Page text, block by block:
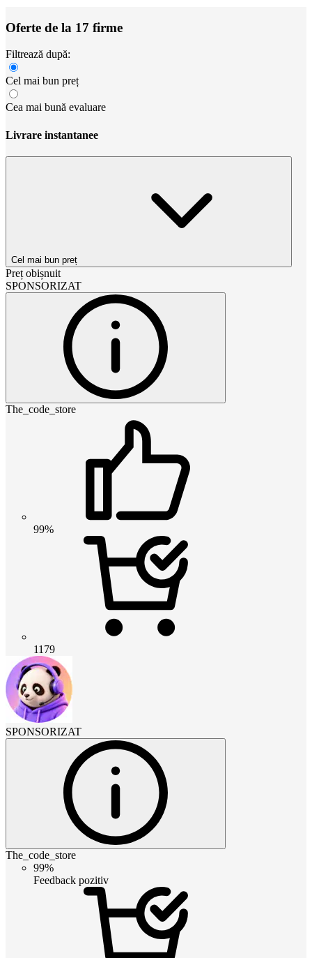
Oferte de la 17 firme
Filtrează după:
Cel mai bun preț
Cea mai bună evaluare
Livrare instantanee
Cel mai bun preț
Preț obișnuit
SPONSORIZAT
The_code_store
99%
1179
SPONSORIZAT
The_code_store
99%
Feedback pozitiv